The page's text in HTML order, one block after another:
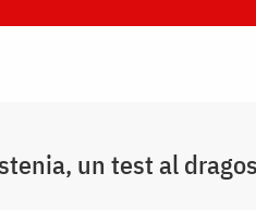
un test al